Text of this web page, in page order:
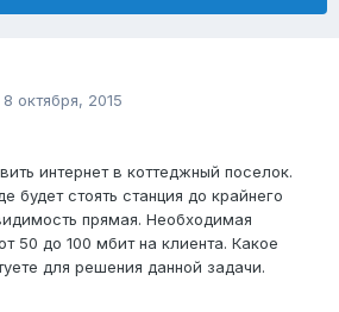
8 октября, 2015
интернет в коттеджный поселок.
будет стоять станция до крайнего
прямая. Необходимая
50 до 100 мбит на клиента. Какое
для решения данной задачи.